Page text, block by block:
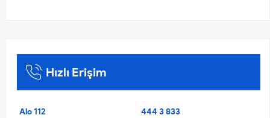
Hızlı Erişim
Alo 112 444 3 833